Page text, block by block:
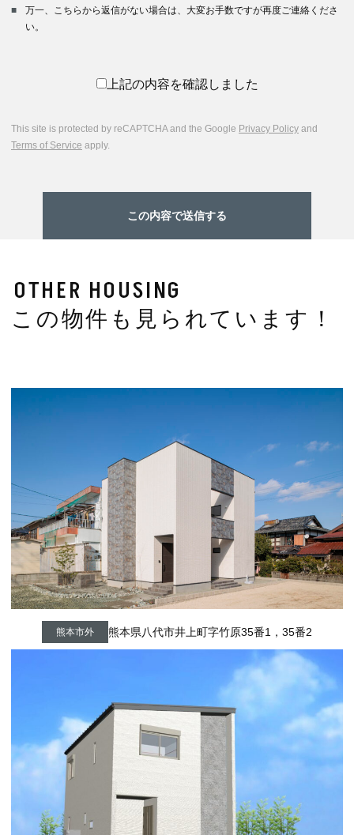
万一、こちらから返信がない場合は、大変お手数ですが再度ご連絡くださ
い。
上記の内容を確認しました
This site is protected by reCAPTCHA and the Google Privacy Policy and
Terms of Service apply.
OTHER HOUSING
この物件も見られています！
熊本市外 熊本県八代市井上町字竹原35番1，35番2